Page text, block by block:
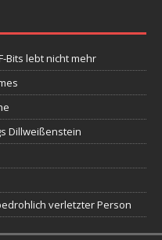
Bits lebt nicht mehr
Dillweißenstein
verletzter Person